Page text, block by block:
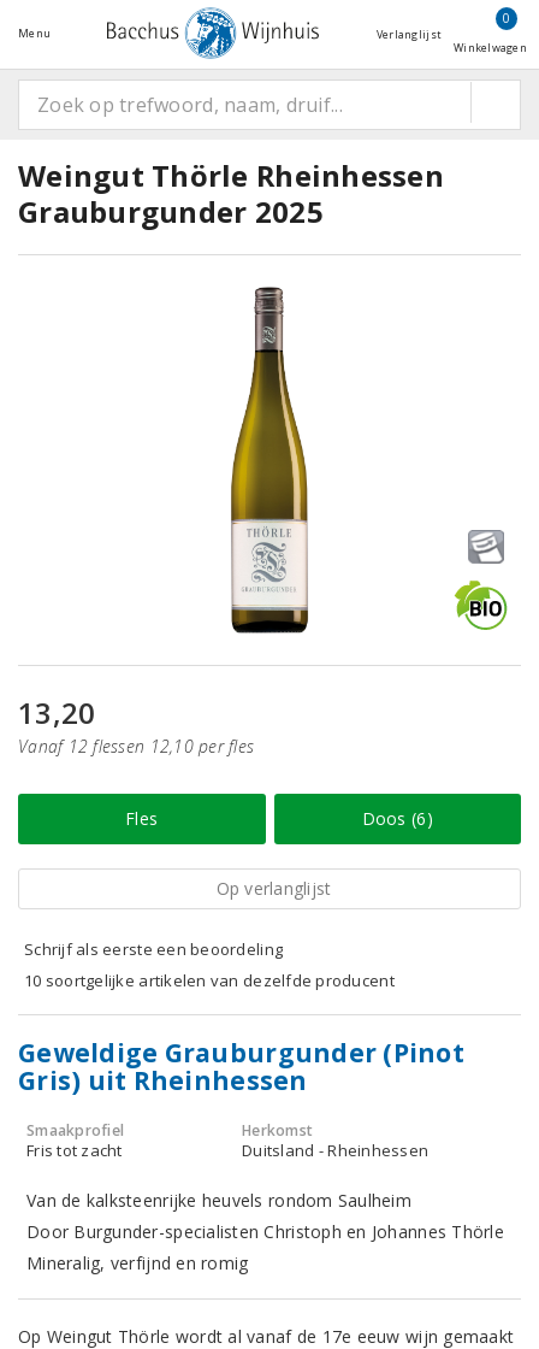
Menu Verlanglijst
0
Winkelwagen
Weingut Thörle Rheinhessen
Grauburgunder 2025
13,20
Vanaf 12 flessen 12,10 per fles
Fles Doos (6)
Op verlanglijst
Schrijf als eerste een beoordeling
10 soortgelijke artikelen van dezelfde producent
Geweldige Grauburgunder (Pinot
Gris) uit Rheinhessen
Smaakprofiel
Fris tot zacht
Herkomst
Duitsland - Rheinhessen
Van de kalksteenrijke heuvels rondom Saulheim
Door Burgunder-specialisten Christoph en Johannes Thörle
Mineralig, verfijnd en romig
Op Weingut Thörle wordt al vanaf de 17e eeuw wijn gemaakt